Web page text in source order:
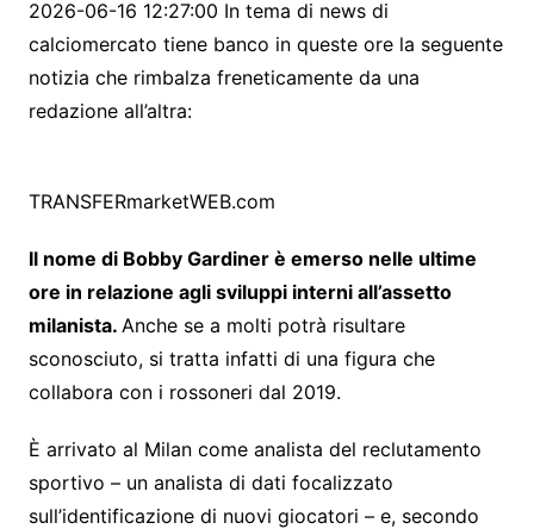
2026-06-16 12:27:00 In tema di news di
calciomercato tiene banco in queste ore la seguente
notizia che rimbalza freneticamente da una
redazione all’altra:
TRANSFERmarketWEB.com
Il nome di Bobby Gardiner è emerso nelle ultime
ore in relazione agli sviluppi interni all’assetto
milanista. Anche se a molti potrà risultare
sconosciuto, si tratta infatti di una figura che
collabora con i rossoneri dal 2019.
È arrivato al Milan come analista del reclutamento
sportivo – un analista di dati focalizzato
sull’identificazione di nuovi giocatori – e, secondo